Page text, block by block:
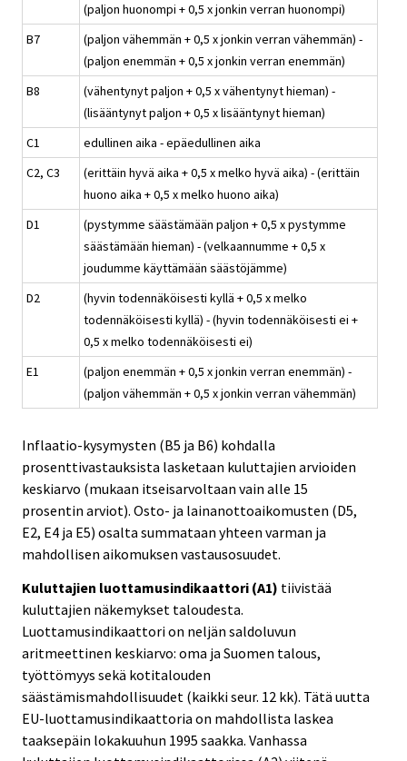
(paljon huonompi + 0,5 x jonkin verran huonompi)
B7
(paljon vähemmän + 0,5 x jonkin verran vähemmän) -
(paljon enemmän + 0,5 x jonkin verran enemmän)
B8
(vähentynyt paljon + 0,5 x vähentynyt hieman) -
(lisääntynyt paljon + 0,5 x lisääntynyt hieman)
C1
edullinen aika - epäedullinen aika
C2, C3
(erittäin hyvä aika + 0,5 x melko hyvä aika) - (erittäin
huono aika + 0,5 x melko huono aika)
D1
(pystymme säästämään paljon + 0,5 x pystymme
säästämään hieman) - (velkaannumme + 0,5 x
joudumme käyttämään säästöjämme)
D2
(hyvin todennäköisesti kyllä + 0,5 x melko
todennäköisesti kyllä) - (hyvin todennäköisesti ei +
0,5 x melko todennäköisesti ei)
E1
(paljon enemmän + 0,5 x jonkin verran enemmän) -
(paljon vähemmän + 0,5 x jonkin verran vähemmän)
Inflaatio-kysymysten (B5 ja B6) kohdalla
prosenttivastauksista lasketaan kuluttajien arvioiden
keskiarvo (mukaan itseisarvoltaan vain alle 15
prosentin arviot). Osto- ja lainanottoaikomusten (D5,
E2, E4 ja E5) osalta summataan yhteen varman ja
mahdollisen aikomuksen vastausosuudet.
Kuluttajien luottamusindikaattori (A1) tiivistää
kuluttajien näkemykset taloudesta.
Luottamusindikaattori on neljän saldoluvun
aritmeettinen keskiarvo: oma ja Suomen talous,
työttömyys sekä kotitalouden
säästämismahdollisuudet (kaikki seur. 12 kk). Tätä uutta
EU-luottamusindikaattoria on mahdollista laskea
taaksepäin lokakuuhun 1995 saakka. Vanhassa